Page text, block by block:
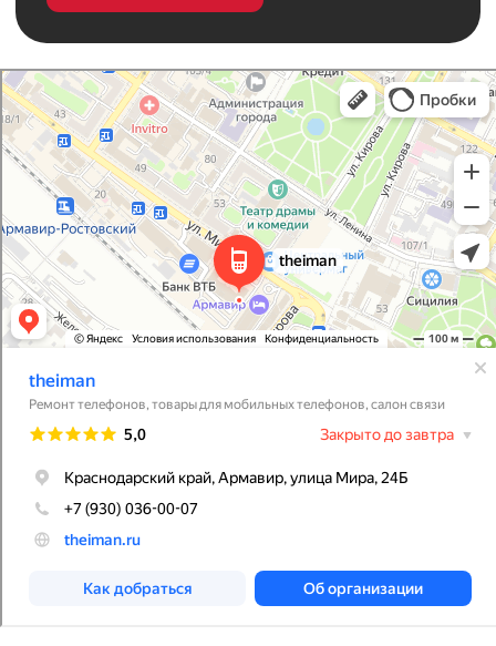
I Man
Салон связи в Армавире
Товары для мобильных телефонов в Армавире